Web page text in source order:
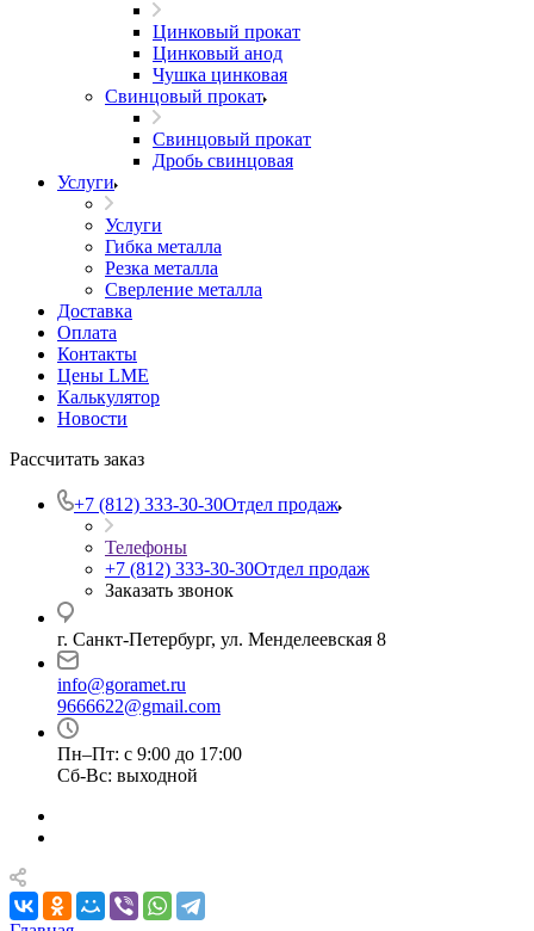
Цинковый прокат
Цинковый анод
Чушка цинковая
Свинцовый прокат
Свинцовый прокат
Дробь свинцовая
Услуги
Услуги
Гибка металла
Резка металла
Сверление металла
Доставка
Оплата
Контакты
Цены LME
Калькулятор
Новости
Рассчитать заказ
+7 (812) 333-30-30Отдел продаж
Телефоны
+7 (812) 333-30-30Отдел продаж
Заказать звонок
г. Санкт-Петербург, ул. Менделеевская 8
info@goramet.ru
9666622@gmail.com
Пн–Пт: с 9:00 до 17:00
Сб-Вс: выходной